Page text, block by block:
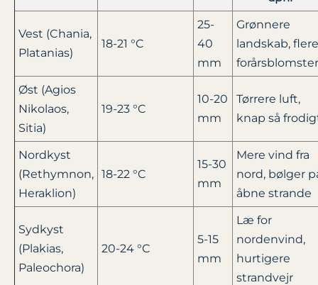
Vest (Chania,
Platanias)
18-21 °C
25-
40
mm
Grønnere
landskab, flere
forårsblomster
Øst (Agios
Nikolaos,
Sitia)
19-23 °C
10-20
mm
Tørrere luft,
knap så
Nordkyst
(Rethymnon,
Heraklion)
18-22 °C
15-30
mm
Mere vind fra
nord, bølger
åbne strande
Sydkyst
(Plakias,
Paleochora)
20-24 °C
5-15
mm
Læ for
nordenvind,
hurtigere
strandvejr